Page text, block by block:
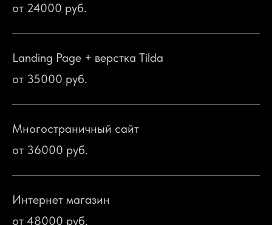
от 24000 руб.
Landing Page + верстка Tilda
от 35000 руб.
Многостраничный сайт
от 36000 руб.
Интернет магазин
от 48000 руб.